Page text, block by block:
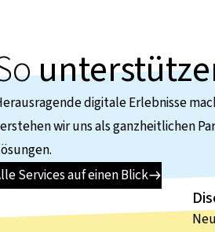
digitale Erlebnisse
wir uns als ganzheitlichen
Services auf einen Blick